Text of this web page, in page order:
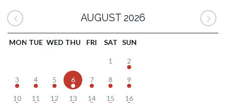
AUGUST 2026
MON TUE WED THU FRI SAT SUN
1 2
3 4 5 6 7 8 9
10 11 12 13 14 15 16